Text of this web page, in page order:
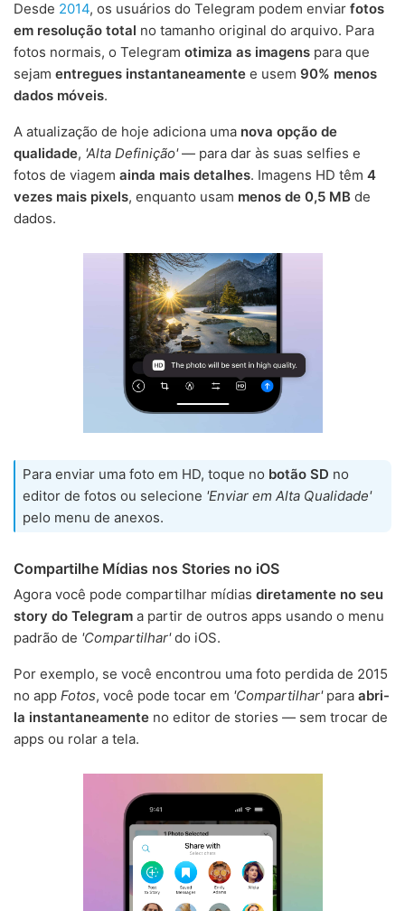
Desde 2014, os usuários do Telegram podem enviar fotos
em resolução total no tamanho original do arquivo. Para
fotos normais, o Telegram otimiza as imagens para que
sejam entregues instantaneamente e usem 90% menos
dados móveis.
A atualização de hoje adiciona uma nova opção de
qualidade, 'Alta Definição'— para dar às suas selfies e
fotos de viagem ainda mais detalhes. Imagens HD têm 4
vezes mais pixels, enquanto usam menos de 0,5 MB de
dados.
Para enviar uma foto em HD, toque no botão SD no
editor de fotos ou selecione 'Enviar em Alta Qualidade'
pelo menu de anexos.
Compartilhe Mídias nos Stories no iOS
Agora você pode compartilhar mídias diretamente no seu
story do Telegram a partir de outros apps usando o menu
padrão de 'Compartilhar'do iOS.
Por exemplo, se você encontrou uma foto perdida de 2015
no app Fotos, você pode tocar em 'Compartilhar'para abri-
la instantaneamente no editor de stories — sem trocar de
apps ou rolar a tela.